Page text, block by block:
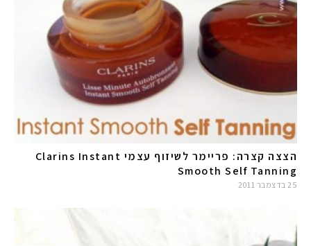
הצצה קצרה: פריימר לשיזוף עצמי Clarins Instant
Smooth Self Tanning
25 בדצמבר 2011